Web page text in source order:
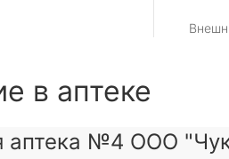
в аптеке
аптека №4 ООО